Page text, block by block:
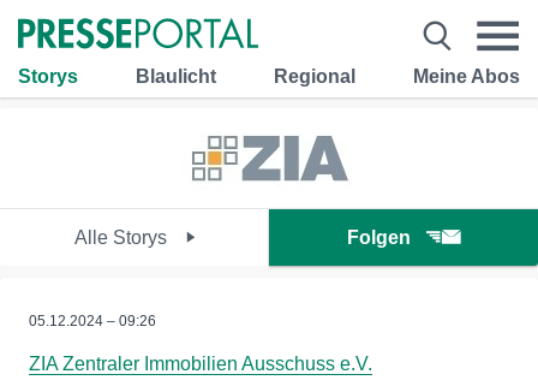
Storys Blaulicht Regional Meine Abos
Alle Storys Folgen
05.12.2024 – 09:26
ZIA Zentraler Immobilien Ausschuss e.V.